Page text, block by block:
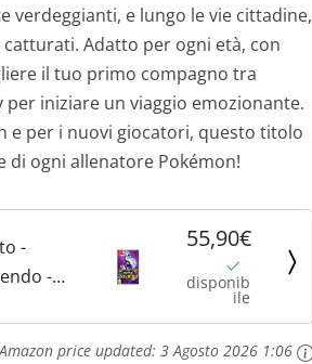
verdeggianti, e lungo le vie cittadine,
Adatto per ogni età, con
il tuo primo compagno tra
per iniziare un viaggio emozionante.
e per i nuovi giocatori, questo titolo
di ogni allenatore Pokémon!
-
-
55,90€
disponib
ile
price updated: 3 Agosto 2026 1:06